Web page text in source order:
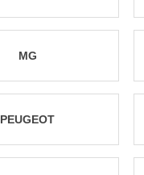
MG
PEUGEOT